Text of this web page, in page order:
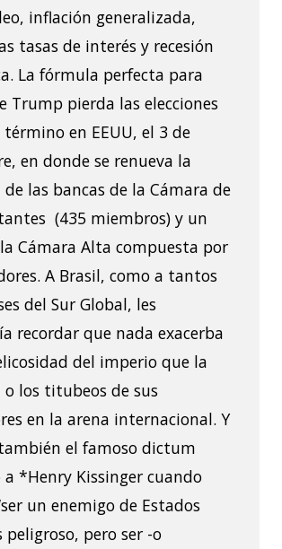
inflación generalizada,
tasas de interés y recesión
La fórmula perfecta para
Trump pierda las elecciones
en EEUU, el 3 de
en donde se renueva la
las bancas de la Cámara de
(435 miembros) y un
Cámara Alta compuesta por
A Brasil, como a tantos
del Sur Global, les
recordar que nada exacerba
del imperio que la
los titubeos de sus
en la arena internacional. Y
el famoso dictum
*Henry Kissinger cuando
un enemigo de Estados
peligroso, pero ser -o